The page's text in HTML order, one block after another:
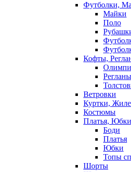
Футболки,
Майки
Поло
Кофты,
Ветровки
Куртки,
Костюмы
Платья,
Боди
Платья
Юбки
Топы
Шорты